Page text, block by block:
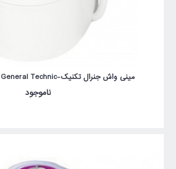
مینی واش جنرال تکنیک-General Technic مدل SH-MW3012
ناموجود